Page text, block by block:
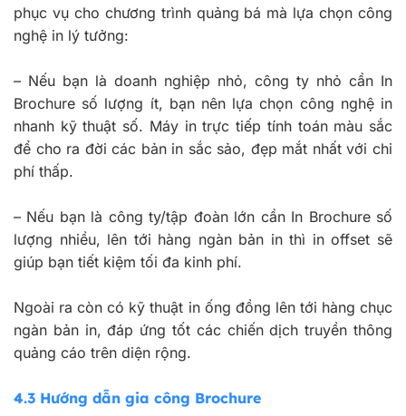
phục vụ cho chương trình quảng bá mà lựa chọn công
nghệ in lý tưởng:
– Nếu bạn là doanh nghiệp nhỏ, công ty nhỏ cần In
Brochure số lượng ít, bạn nên lựa chọn công nghệ in
nhanh kỹ thuật số. Máy in trực tiếp tính toán màu sắc
để cho ra đời các bản in sắc sảo, đẹp mắt nhất với chi
phí thấp.
– Nếu bạn là công ty/tập đoàn lớn cần In Brochure số
lượng nhiều, lên tới hàng ngàn bản in thì in offset sẽ
giúp bạn tiết kiệm tối đa kinh phí.
Ngoài ra còn có kỹ thuật in ống đồng lên tới hàng chục
ngàn bản in, đáp ứng tốt các chiến dịch truyền thông
quảng cáo trên diện rộng.
4.3 Hướng dẫn gia công Brochure